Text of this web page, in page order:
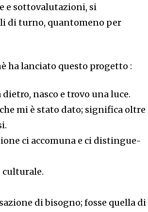
e sottovalutazioni, si
di turno, quantomeno per
ha lanciato questo progetto :
nasco e trovo una luce.
mi è stato dato; significa oltre
ci accomuna e ci distingue-
culturale.
di bisogno; fosse quella di